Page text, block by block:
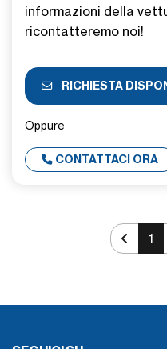
informazioni della
ricontatteremo noi!
RICHIESTA
Oppure
CONTATTACI ORA
1